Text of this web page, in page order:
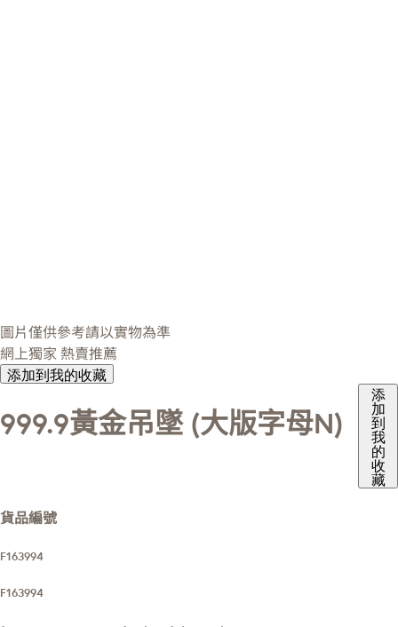
圖片僅供參考請以實物為準
網上獨家 熱賣推薦
添加到我的收藏
999.9黃金吊墜 (大版字母N)
添
加
到
我
的
收
藏
貨品編號
F163994
F163994